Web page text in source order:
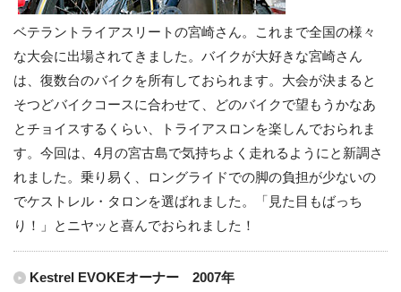
ベテラントライアスリートの宮崎さん。これまで全国の様々
な大会に出場されてきました。バイクが大好きな宮崎さん
は、復数台のバイクを所有しておられます。大会が決まると
そつどバイクコースに合わせて、どのバイクで望もうかなあ
とチョイスするくらい、トライアスロンを楽しんでおられま
す。今回は、4月の宮古島で気持ちよく走れるようにと新調さ
れました。乗り易く、ロングライドでの脚の負担が少ないの
でケストレル・タロンを選ばれました。「見た目もばっち
り！」とニヤッと喜んでおられました！
Kestrel EVOKEオーナー 2007年